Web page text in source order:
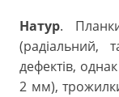
Натур.
(радіальний,
дефектів,
2 мм),